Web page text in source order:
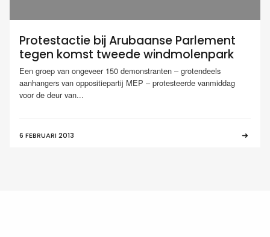
Protestactie bij Arubaanse Parlement
tegen komst tweede windmolenpark
Een groep van ongeveer 150 demonstranten – grotendeels
aanhangers van oppositiepartij MEP – protesteerde vanmiddag
voor de deur van...
6 FEBRUARI 2013